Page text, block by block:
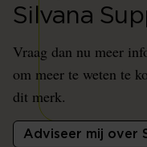
Silvana
Vraag dan nu meer
om meer te weten te
dit merk.
Adviseer mij over